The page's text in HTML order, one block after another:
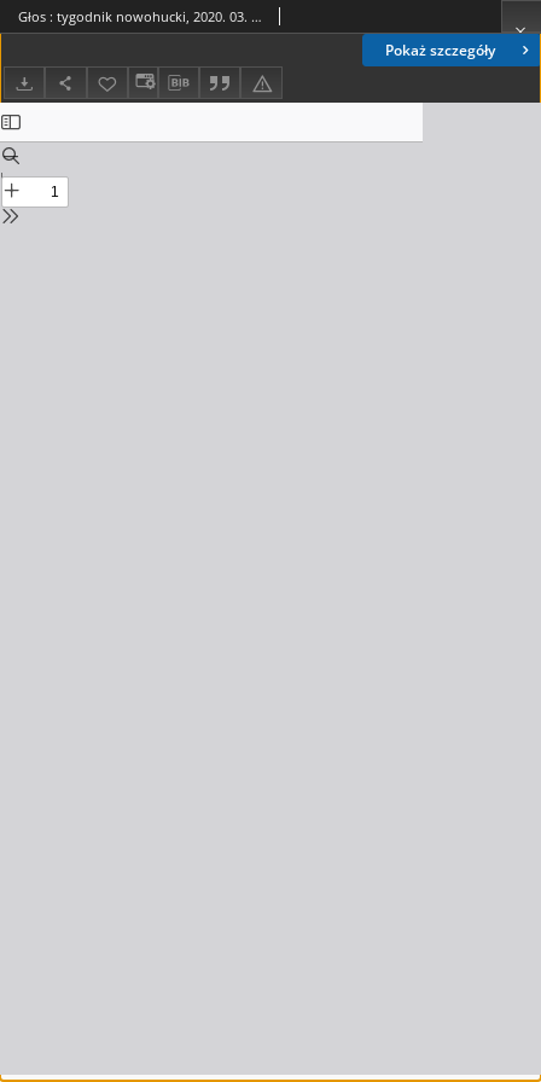
Pokaż szczegóły
Głos : tygodnik nowohucki, 2020. 03. 13, nr 11